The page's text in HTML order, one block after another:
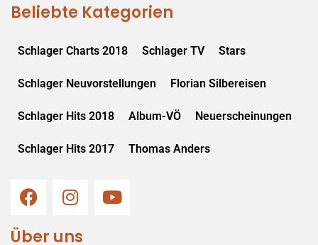
Beliebte Kategorien
Schlager Charts 2018 Schlager TV Stars
Schlager Neuvorstellungen Florian Silbereisen
Schlager Hits 2018 Album-VÖ Neuerscheinungen
Schlager Hits 2017 Thomas Anders
Über uns